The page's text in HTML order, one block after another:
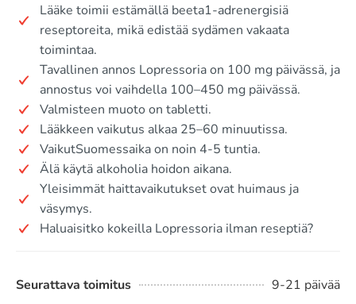
Lääke toimii estämällä beeta1-adrenergisiä
reseptoreita, mikä edistää sydämen vakaata
toimintaa.
Tavallinen annos Lopressoria on 100 mg päivässä, ja
annostus voi vaihdella 100–450 mg päivässä.
Valmisteen muoto on tabletti.
Lääkkeen vaikutus alkaa 25–60 minuutissa.
VaikutSuomessaika on noin 4-5 tuntia.
Älä käytä alkoholia hoidon aikana.
Yleisimmät haittavaikutukset ovat huimaus ja
väsymys.
Haluaisitko kokeilla Lopressoria ilman reseptiä?
Seurattava toimitus 9-21 päivää